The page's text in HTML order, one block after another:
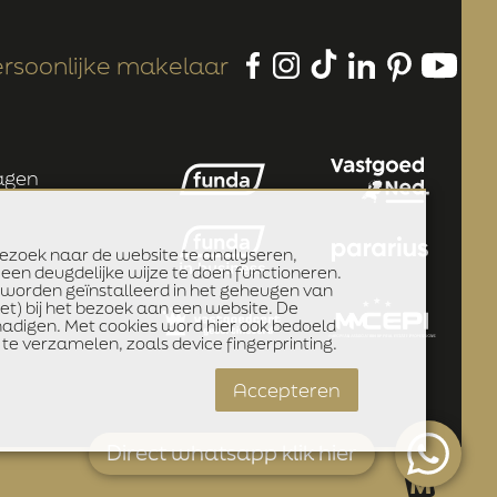
makelaar
naar de website te analyseren,
deugdelijke wijze te doen functioneren.
geïnstalleerd in het geheugen van
bij het bezoek aan een website. De
Met cookies word hier ook bedoeld
verzamelen, zoals device fingerprinting.
Accepteren
Direct whatsapp klik hier